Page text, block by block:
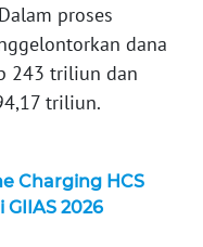
proses
dana
243 triliun dan
triliun.
Charging HCS
2026